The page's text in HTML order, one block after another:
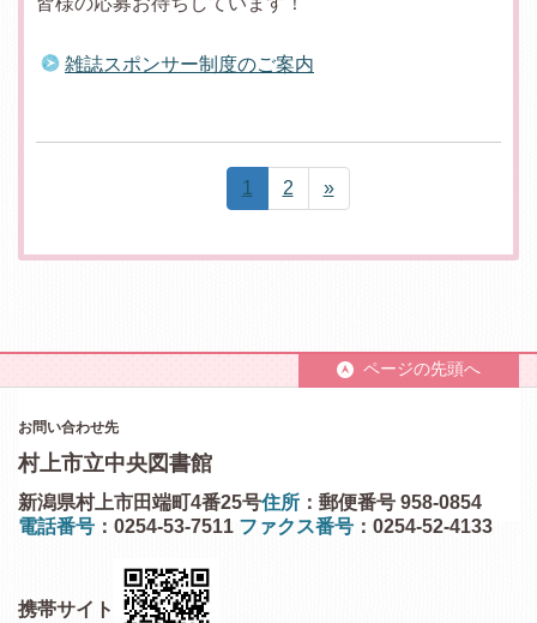
雑誌スポンサー制度のご案内
1 2 »
ページの先頭へ
お問い合わせ先
村上市立中央図書館
住所 ：郵便番号 958-0854
新潟県村上市田端町4番25号
電話番号 ：0254-53-7511 ファクス番号 ：0254-52-4133
携帯サイト